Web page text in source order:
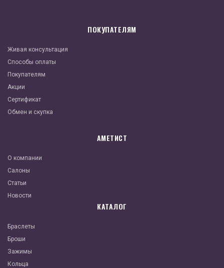
ПОКУПАТЕЛЯМ
Живая консультация
Способы оплаты
Покупателям
Акции
Сертификат
Обмен и скупка
АМЕТИСТ
О компании
Салоны
Статьи
Новости
КАТАЛОГ
Браслеты
Броши
Зажимы
Кольца